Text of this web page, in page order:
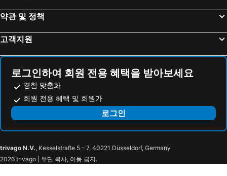
호텔 프랑스 루브르
호텔 펠리시엥 바이 엘레강시아
호텔 레 담 뒤 판테온
그랜드 호텔 생 미셸
오텔 드 상리
호텔 디자인 소르본
셀렉트 호텔 - 리브 고슈
Hotel Grand Coeur Latin
르 라피 블랑
오텔 레 뷸 드 파리
Hotel du College de France
Les Halles
몽파르나스
Gare de l'Est
샹젤리제
Airport Beauvais-Tillé
Panthéon
Chapelle
Le Coupe-Chou
Boulevard Saint-Michel
St-Etienne-du-Mont
Cluny - La Sorbonne Metro Station
약관 및 정책
고객지원
로그인하여 회원 전용 혜택을 받아보세요
경험 맞춤화
회원 전용 혜택 및 회원가
로그인
trivago N.V., Kesselstraße 5 – 7, 40221 Düsseldorf, Germany
2026 trivago | 무단 복사, 이동 금지.